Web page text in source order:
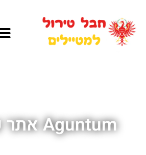
Aguntum אתר עתיקות